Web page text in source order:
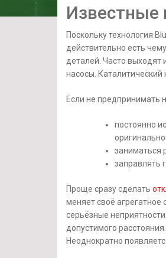
Известные
Поскольку технология
действительно есть
деталей. Часто выходят
насосы. Каталитический
Если не предпринимать
постоянно
заниматься
заправлять
Проще сразу сделать
меняет своё агрегатное
серьёзные
допустимого
Неоднократно